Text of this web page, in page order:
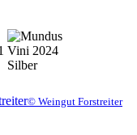
© Weingut Forstreiter